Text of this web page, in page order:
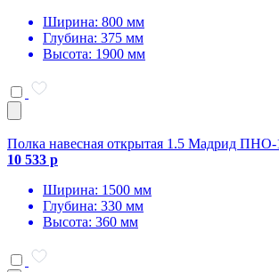
Ширина: 800 мм
Глубина: 375 мм
Высота: 1900 мм
Полка навесная открытая 1.5 Мадрид ПНО-
10 533 р
Ширина: 1500 мм
Глубина: 330 мм
Высота: 360 мм